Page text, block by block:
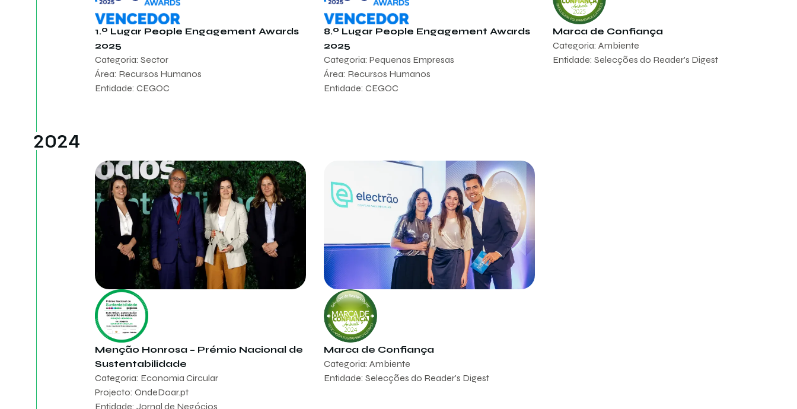
1.º Lugar People Engagement Awards
2025
Categoria: Sector
Área: Recursos Humanos
Entidade: CEGOC
8.º Lugar People Engagement Awards
2025
Categoria: Pequenas Empresas
Área: Recursos Humanos
Entidade: CEGOC
Marca de Confiança
Categoria: Ambiente
Entidade: Selecções do Reader's Digest
2024
Menção Honrosa – Prémio Nacional de
Sustentabilidade
Categoria: Economia Circular
Projecto: OndeDoar.pt
Entidade: Jornal de Negócios
Marca de Confiança
Categoria: Ambiente
Entidade: Selecções do Reader's Digest